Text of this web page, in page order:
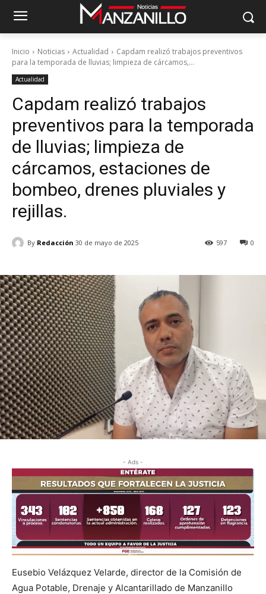
Inicio Noticias Actualidad
Capdam realizó trabajos preventivos
para la temporada de lluvias; limpieza de cárcamos,...
Actualidad
Capdam realizó trabajos
preventivos para la temporada
de lluvias; limpieza de
cárcamos, estaciones de
bombeo, drenes pluviales y
rejillas.
By Redacción 30 de mayo de 2025 0
597
- Ads -
Eusebio Velázquez Velarde, director de la Comisión de
Agua Potable, Drenaje y Alcantarillado de Manzanillo